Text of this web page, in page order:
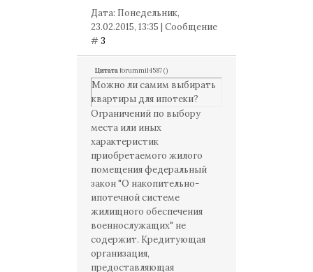
Дата: Понедельник,
23.02.2015, 13:35 | Сообщение
#3
Цитатаforummil4587()
Можно ли самим выбирать
квартиры для ипотеки?
Ограничений по выбору
места или иных
характеристик
приобретаемого жилого
помещения федеральный
закон "О накопительно-
ипотечной системе
жилищного обеспечения
военнослужащих" не
содержит. Кредитующая
организация,
предоставляющая